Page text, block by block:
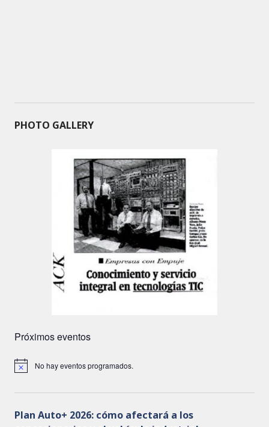
PHOTO GALLERY
Próximos eventos
No hay eventos programados.
Plan Auto+ 2026: cómo afectará a los